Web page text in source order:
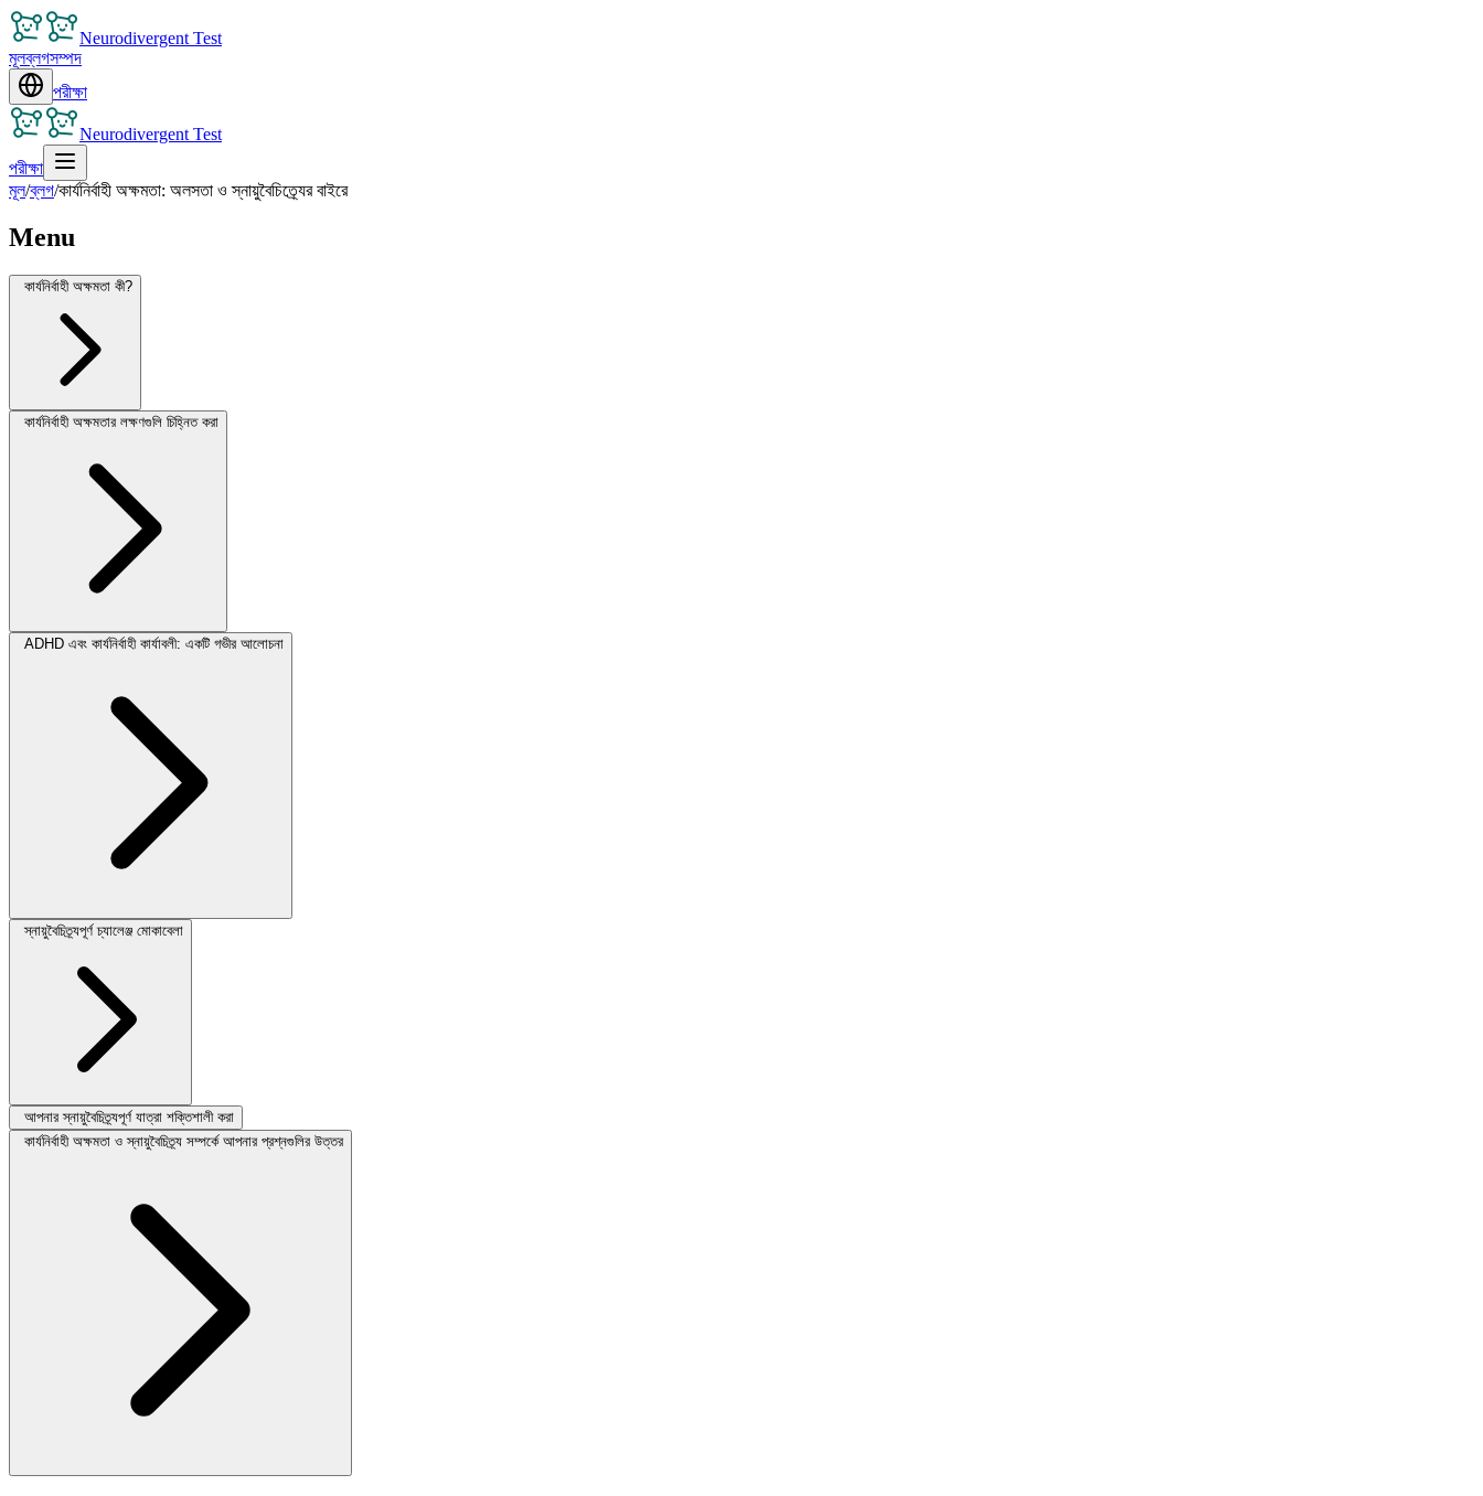
Neurodivergent Test
মূলব্লগসম্পদ
পরীক্ষা
Neurodivergent Test
পরীক্ষা
মূল/ব্লগ/কার্যনির্বাহী অক্ষমতা: অলসতা ও স্নায়ুবৈচিত্র্যের বাইরে
Menu
কার্যনির্বাহী অক্ষমতা কী?
কার্যনির্বাহী অক্ষমতার লক্ষণগুলি চিহ্নিত করা
ADHD এবং কার্যনির্বাহী কার্যাবলী: একটি গভীর আলোচনা
স্নায়ুবৈচিত্র্যপূর্ণ চ্যালেঞ্জ মোকাবেলা
আপনার স্নায়ুবৈচিত্র্যপূর্ণ যাত্রা শক্তিশালী করা
কার্যনির্বাহী অক্ষমতা ও স্নায়ুবৈচিত্র্য সম্পর্কে আপনার প্রশ্নগুলির উত্তর